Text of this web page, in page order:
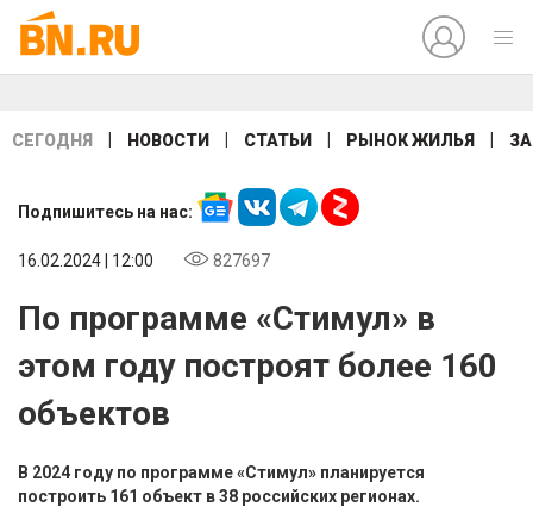
СЕГОДНЯ НОВОСТИ СТАТЬИ РЫНОК ЖИЛЬЯ
Подпишитесь на нас:
16.02.2024 | 12:00 827697
По программе «Стимул» в
этом году построят более 160
объектов
В 2024 году по программе «Стимул» планируется
построить 161 объект в 38 российских регионах.